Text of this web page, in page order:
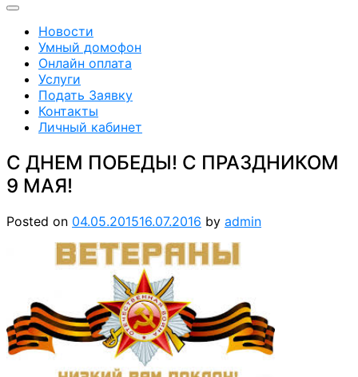
Новости
Умный домофон
Онлайн оплата
Услуги
Подать Заявку
Контакты
Личный кабинет
С ДНЕМ ПОБЕДЫ! С ПРАЗДНИКОМ
9 МАЯ!
Posted on 04.05.201516.07.2016 by admin